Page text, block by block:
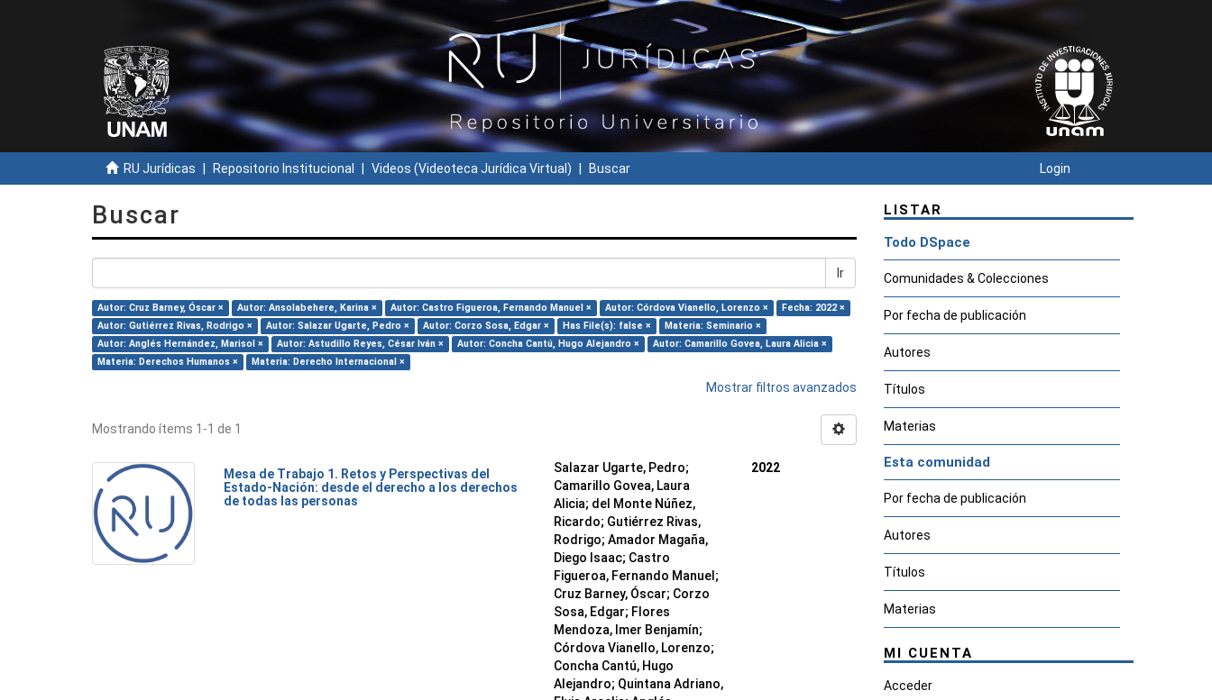
RU Jurídicas Repositorio Institucional Videos (Videoteca Jurídica Virtual) Buscar Login
Buscar
Ir
Autor: Cruz Barney, Óscar × Autor: Ansolabehere, Karina × Autor: Castro Figueroa, Fernando Manuel × Autor: Córdova Vianello, Lorenzo ×
Fecha: 2022 ×
Autor: Gutiérrez Rivas, Rodrigo ×
Autor: Salazar Ugarte, Pedro × Autor: Corzo Sosa, Edgar × Has File(s): false ×
Materia: Seminario ×
Autor: Anglés Hernández, Marisol ×
Autor: Astudillo Reyes, César Iván × Autor: Concha Cantú, Hugo Alejandro ×
Autor: Camarillo Govea, Laura Alicia ×
Materia: Derechos Humanos ×
Materia: Derecho Internacional ×
Mostrar filtros avanzados
Mostrando ítems 1-1 de 1
Mesa de Trabajo 1. Retos y Perspectivas del
Estado-Nación: desde el derecho a los derechos
de todas las personas
Salazar Ugarte, Pedro;
Camarillo Govea, Laura
Alicia; del Monte Núñez,
Ricardo; Gutiérrez Rivas,
Rodrigo; Amador Magaña,
Diego Isaac; Castro
Figueroa, Fernando Manuel ;
Cruz Barney, Óscar; Corzo
Sosa, Edgar; Flores
Mendoza, Imer Benjamín;
Córdova Vianello, Lorenzo;
Concha Cantú, Hugo
Alejandro; Quintana Adriano,
2022
LISTAR
Todo DSpace
Comunidades & Colecciones
Por fecha de publicación
Autores
Títulos
Materias
Esta comunidad
Por fecha de publicación
Autores
Títulos
Materias
MI CUENTA
Acceder